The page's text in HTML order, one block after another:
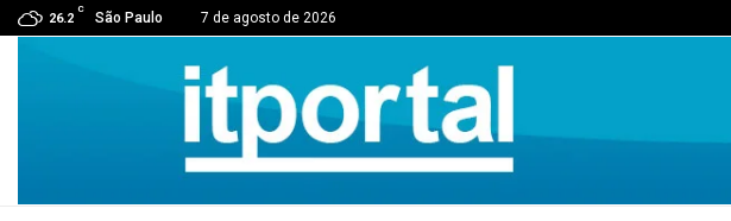
26.2
C
São Paulo 7 de agosto de 2026